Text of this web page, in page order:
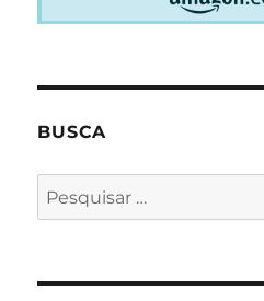
BUSCA
Pesquisar
por: